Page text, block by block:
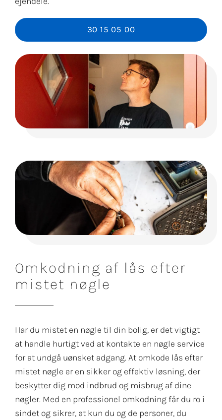
30 15 05 00
Omkodning af lås efter
mistet nøgle
Har du mistet en nøgle til din bolig, er det vigtigt
at handle hurtigt ved at kontakte en nøgle service
for at undgå uønsket adgang. At omkode lås efter
mistet nøgle er en sikker og effektiv løsning, der
beskytter dig mod indbrud og misbrug af dine
nøgler. Med en professionel omkodning får du ro i
sindet og sikrer, at kun du og de personer, du